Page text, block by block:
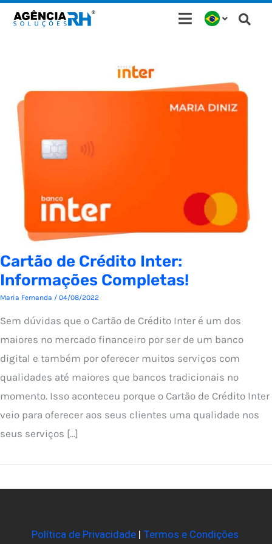
para
Cartão de Crédito Inter:
Informações Completas!
Maria Fernanda / 04/08/2022
Sem dúvidas que o Cartão de Crédito Inter é um dos
maiores no mercado financeiro por ser de um banco
digital e também por oferecer muitos serviços com
qualidades até maiores que bancos tradicionais no
momento. Isso aconteceu porque o Cartão de Crédito Inter
veio para oferecer aos seus clientes uma qualidade nos
seus serviços […]
Política de Privacidade| Termos e Condições